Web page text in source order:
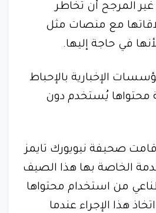
المرجح أن تخاطر
مع منصات مثل
في حاجة إليها.
الإخبارية بالإحباط
محتواها يُستخدم دون
صحيفة نيويورك تايمز
الخاصة بها هذا الصيف
من استخدام محتواها
هذا الإجراء عندما